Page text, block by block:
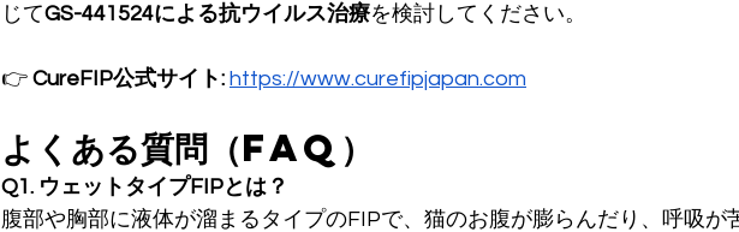
じてGS-441524による抗ウイルス治療を検討してください。
👉 CureFIP公式サイト: https://www.curefipjapan.com
よくある質問（FAQ）
Q1. ウェットタイプFIPとは？
腹部や胸部に液体が溜まるタイプのFIPで、猫のお腹が膨らんだり、呼吸が